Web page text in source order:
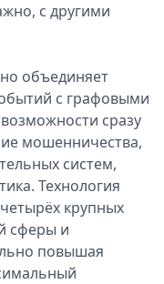
с другими
объединяет
с графовыми
сразу
мошенничества,
систем,
Технология
крупных
сферы и
повышая